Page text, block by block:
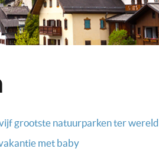
grootste natuurparken ter wereld
met baby